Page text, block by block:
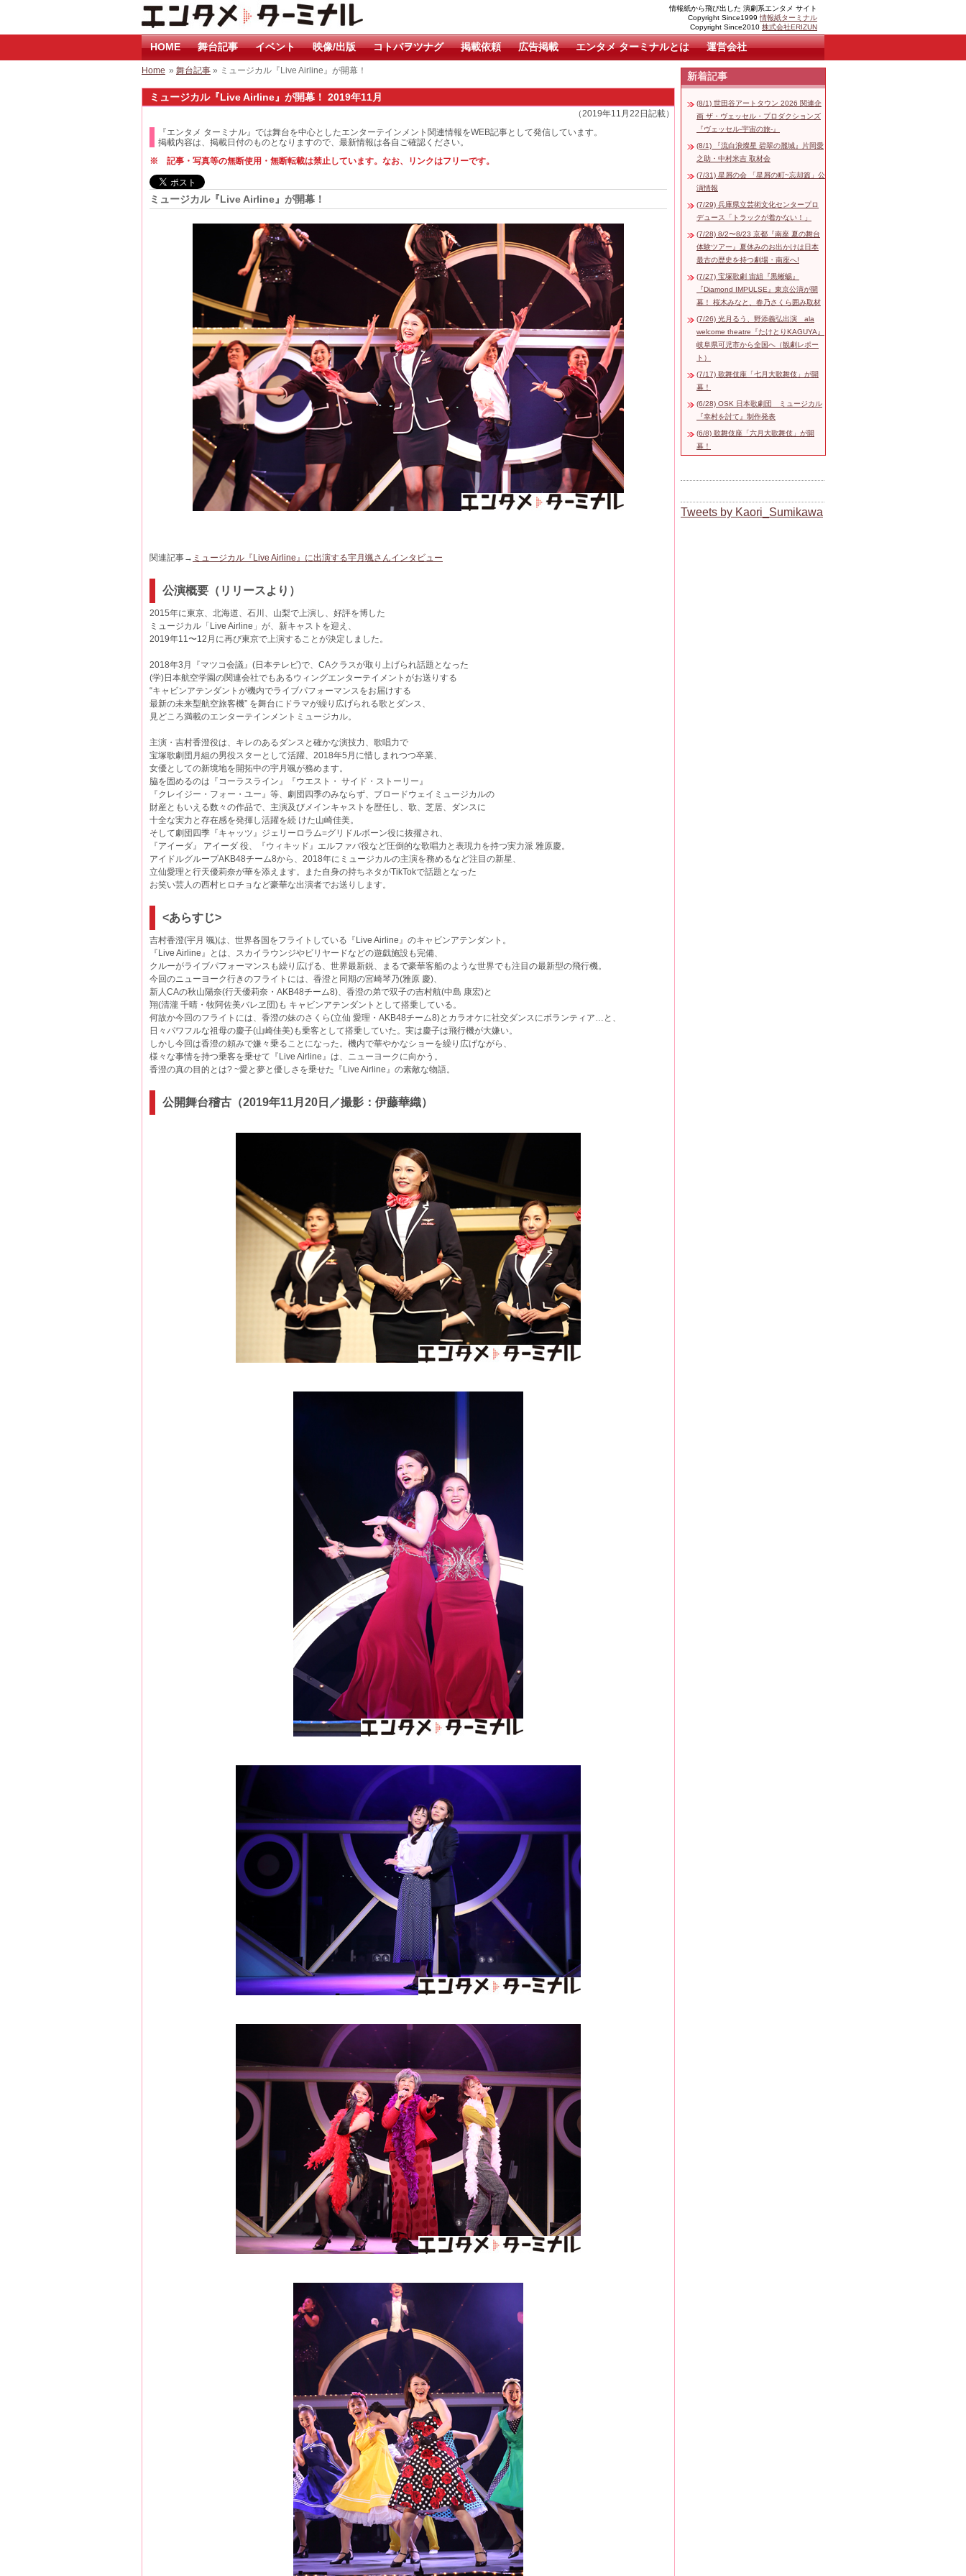
情報紙から飛び出した 演劇系エンタメ サイト
Copyright Since1999 情報紙ターミナル
Copyright Since2010 株式会社ERIZUN
HOME 舞台記事 イベント 映像/出版 コトバヲツナグ 掲載依頼 広告掲載 エンタメ ターミナルとは 運営会社
Home » 舞台記事 » ミュージカル『Live Airline』が開幕！
ミュージカル『Live Airline』が開幕！ 2019年11月
（2019年11月22日記載）
『エンタメ ターミナル』では舞台を中心としたエンターテインメント関連情報をWEB記事として発信しています。
掲載内容は、掲載日付のものとなりますので、最新情報は各自ご確認ください。
※ 記事・写真等の無断使用・無断転載は禁止しています。なお、リンクはフリーです。
ミュージカル『Live Airline』が開幕！
関連記事→ ミュージカル『Live Airline』に出演する宇月颯さんインタビュー
公演概要（リリースより）
2015年に東京、北海道、石川、山梨で上演し、好評を博した
ミュージカル「Live Airline」が、新キャストを迎え、
2019年11〜12月に再び東京で上演することが決定しました。
2018年3月『マツコ会議』(日本テレビ)で、CAクラスが取り上げられ話題となった
(学)日本航空学園の関連会社でもあるウィングエンターテイメントがお送りする
“キャビンアテンダントが機内でライブパフォーマンスをお届けする
最新の未来型航空旅客機” を舞台にドラマが繰り広げられる歌とダンス、
見どころ満載のエンターテインメントミュージカル。
主演・吉村香澄役は、キレのあるダンスと確かな演技力、歌唱力で
宝塚歌劇団月組の男役スターとして活躍、2018年5月に惜しまれつつ卒業、
女優としての新境地を開拓中の宇月颯が務めます。
脇を固めるのは『コーラスライン』『ウエスト・ サイド・ストーリー』
『クレイジー・フォー・ユー』等、劇団四季のみならず、ブロードウェイミュージカルの
財産ともいえる数々の作品で、主演及びメインキャストを歴任し、歌、芝居、ダンスに
十全な実力と存在感を発揮し活躍を続 けた山崎佳美。
そして劇団四季『キャッツ』ジェリーロラム=グリドルボーン役に抜擢され、
『アイーダ』 アイーダ 役、『ウィキッド』エルファバ役など圧倒的な歌唱力と表現力を持つ実力派 雅原慶。
アイドルグループAKB48チーム8から、2018年にミュージカルの主演を務めるなど注目の新星、
立仙愛理と行天優莉奈が華を添えます。また自身の持ちネタがTikTokで話題となった
お笑い芸人の西村ヒロチョなど豪華な出演者でお送りします。
<あらすじ>
吉村香澄(宇月 颯)は、世界各国をフライトしている『Live Airline』のキャビンアテンダント。
『Live Airline』とは、スカイラウンジやビリヤードなどの遊戯施設も完備、
クルーがライブパフォーマンスも繰り広げる、世界最新鋭、まるで豪華客船のような世界でも注目の最新型の飛行機。
今回のニューヨーク行きのフライトには、香澄と同期の宮崎琴乃(雅原 慶)、
新人CAの秋山陽奈(行天優莉奈・AKB48チーム8)、香澄の弟で双子の吉村航(中島 康宏)と
翔(清瀧 千晴・牧阿佐美バレヱ団)も キャビンアテンダントとして搭乗している。
何故か今回のフライトには、香澄の妹のさくら(立仙 愛理・AKB48チーム8)とカラオケに社交ダンスにボランティア…と、
日々パワフルな祖母の慶子(山崎佳美)も乗客として搭乗していた。実は慶子は飛行機が大嫌い。
しかし今回は香澄の頼みで嫌々乗ることになった。機内で華やかなショーを繰り広げながら、
様々な事情を持つ乗客を乗せて『Live Airline』は、ニューヨークに向かう。
香澄の真の目的とは? ~愛と夢と優しさを乗せた『Live Airline』の素敵な物語。
公開舞台稽古（2019年11月20日／撮影：伊藤華織）
新着記事
(8/1) 世田谷アートタウン 2026 関連企
画 ザ・ヴェッセル・プロダクションズ
『ヴェッセル-宇宙の旅-』
(8/1) 『流白浪燦星 碧翠の麗城』片岡愛
之助・中村米吉 取材会
(7/31) 星屑の会 「星屑の町~忘却篇」公
演情報
(7/29) 兵庫県立芸術文化センタープロ
デュース「トラックが着かない！」
(7/28) 8/2〜8/23 京都『南座 夏の舞台
体験ツアー』夏休みのお出かけは日本
最古の歴史を持つ劇場・南座へ!
(7/27) 宝塚歌劇 宙組『黒蜥蜴』
『Diamond IMPULSE』東京公演が開
幕！ 桜木みなと、春乃さくら囲み取材
(7/26) 光月るう、野添義弘出演 ala
welcome theatre『たけとりKAGUYA』
岐阜県可児市から全国へ（観劇レポー
ト）
(7/17) 歌舞伎座「七月大歌舞伎」が開
幕！
(6/28) OSK 日本歌劇団 ミュージカル
『幸村を討て』制作発表
(6/8) 歌舞伎座「六月大歌舞伎」が開
幕！
Tweets by Kaori_Sumikawa